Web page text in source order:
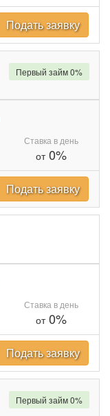
Подать заявку
Ставка в день
от0%
Первый займ 0%
Подать заявку
Ставка в день
от0%
Подать заявку
Первый займ 0%